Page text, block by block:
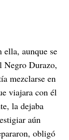
ella, aunque se
Negro Durazo,
mezclarse en
viajara con él
la dejaba
aún
obligó